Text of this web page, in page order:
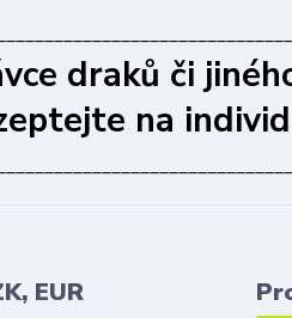
draků či
na
EUR